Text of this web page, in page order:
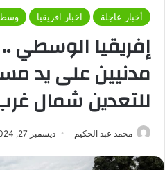
أخبار عاجلة اخبار افريقيا وسط
مدنيين على يد
للتعدين شمال غرب
محمد عبد الحكيم ديسمبر 27, 2024